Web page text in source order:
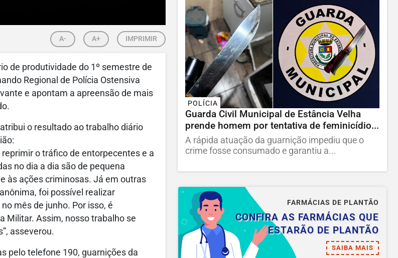
A- A+ IMPRIMIR
de produtividade do 1º semestre de
Regional de Polícia Ostensiva
e apontam a apreensão de mais
o resultado ao trabalho diário
o tráfico de entorpecentes e a
no dia a dia são de pequena
às ações criminosas. Já em outras
foi possível realizar
mês de junho. Por isso, é
Militar. Assim, nosso trabalho se
asseverou.
pelo telefone 190, guarnições da
POLÍCIA
Guarda Civil Municipal de Estância Velha
prende homem por tentativa de feminicídio...
A rápida atuação da guarnição impediu que o
crime fosse consumado e garantiu a...
FARMÁCIAS DE PLANTÃO
CONFIRA AS FARMÁCIAS QUE
ESTARÃO DE PLANTÃO
SAIBA MAIS